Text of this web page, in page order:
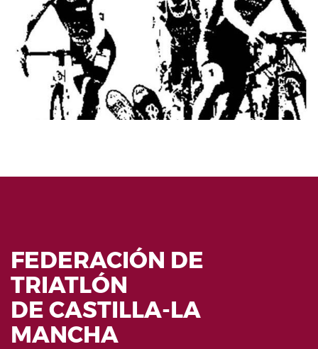
FEDERACIÓN DE
TRIATLÓN
DE CASTILLA-LA
MANCHA